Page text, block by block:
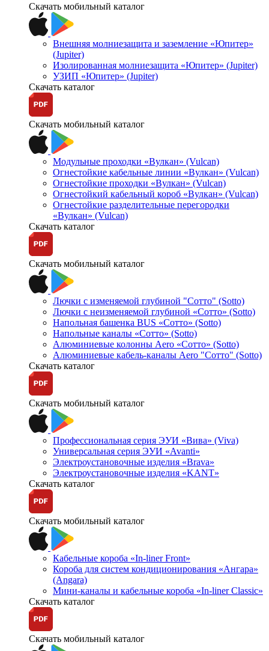
Скачать мобильный каталог
Внешняя молниезащита и заземление «Юпитер»
(Jupiter)
Изолированная молниезащита «Юпитер» (Jupiter)
УЗИП «Юпитер» (Jupiter)
Скачать каталог
Скачать мобильный каталог
Модульные проходки «Вулкан» (Vulcan)
Огнестойкие кабельные линии «Вулкан» (Vulcan)
Огнестойкие проходки «Вулкан» (Vulcan)
Огнестойкий кабельный короб «Вулкан» (Vulcan)
Огнестойкие разделительные перегородки
«Вулкан» (Vulcan)
Скачать каталог
Скачать мобильный каталог
Лючки с изменяемой глубиной "Сотто" (Sotto)
Лючки с неизменяемой глубиной «Сотто» (Sotto)
Напольная башенка BUS «Сотто» (Sotto)
Напольные каналы «Сотто» (Sotto)
Алюминиевые колонны Aero «Сотто» (Sotto)
Алюминиевые кабель-каналы Aero "Сотто" (Sotto)
Скачать каталог
Скачать мобильный каталог
Профессиональная серия ЭУИ «Вива» (Viva)
Универсальная серия ЭУИ «Avanti»
Электроустановочные изделия «Brava»
Электроустановочные изделия «KANT»
Скачать каталог
Скачать мобильный каталог
Кабельные короба «In-liner Front»
Короба для систем кондиционирования «Ангара»
(Angara)
Мини-каналы и кабельные короба «In-liner Classic»
Скачать каталог
Скачать мобильный каталог